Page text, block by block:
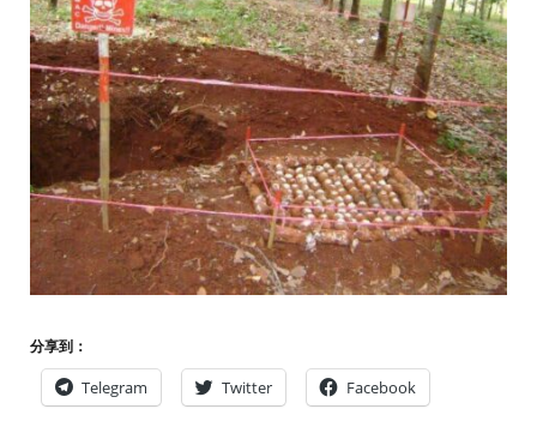
分享到：
Telegram Twitter Facebook